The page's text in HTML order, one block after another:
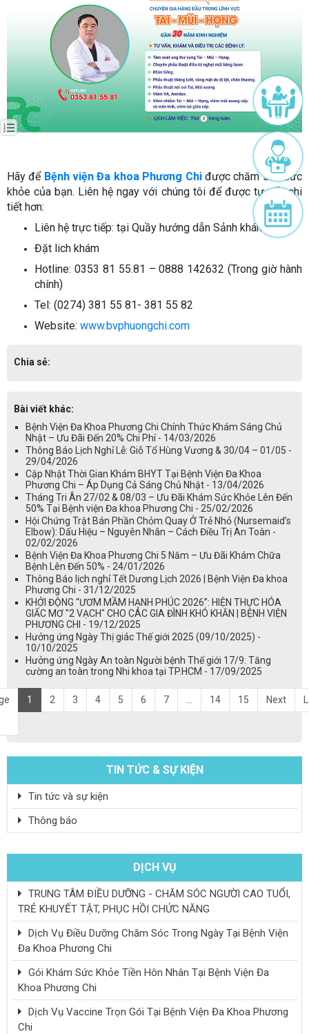
Hãy để Bệnh viện Đa khoa Phương Chiđược chăm sóc sức
khỏe của bạn. Liên hệ ngay với chúng tôi để được tư vấn chi
tiết hơn:
Liên hệ trực tiếp: tại Quầy hướng dẫn Sảnh khám bệnh
Đặt lich khám
Hotline: 0353 81 55.81 – 0888 142632 (Trong giờ hành
chính)
Tel: (0274) 381 55 81- 381 55 82
Website: www.bvphuongchi.com
Chia sẻ:
Bài viết khác:
Bệnh Viện Đa Khoa Phương Chi Chính Thức Khám Sáng Chủ
Nhật – Ưu Đãi Đến 20% Chi Phí - 14/03/2026
Thông Báo Lịch Nghỉ Lễ: Giỗ Tổ Hùng Vương & 30/04 – 01/05 -
29/04/2026
Cập Nhật Thời Gian Khám BHYT Tại Bệnh Viện Đa Khoa
Phương Chi – Áp Dụng Cả Sáng Chủ Nhật - 13/04/2026
Tháng Tri Ân 27/02 & 08/03 – Ưu Đãi Khám Sức Khỏe Lên Đến
50% Tại Bệnh viện Đa khoa Phương Chi - 25/02/2026
Hội Chứng Trật Bán Phần Chỏm Quay Ở Trẻ Nhỏ (Nursemaid’s
Elbow): Dấu Hiệu – Nguyên Nhân – Cách Điều Trị An Toàn -
02/02/2026
Bệnh Viện Đa Khoa Phương Chi 5 Năm – Ưu Đãi Khám Chữa
Bệnh Lên Đến 50% - 24/01/2026
Thông Báo lịch nghỉ Tết Dương Lịch 2026 | Bệnh Viện Đa khoa
Phương Chi - 31/12/2025
KHỞI ĐỘNG “ƯƠM MẦM HẠNH PHÚC 2026”: HIỆN THỰC HÓA
GIẤC MƠ "2 VẠCH" CHO CÁC GIA ĐÌNH KHÓ KHĂN | BỆNH VIỆN
PHƯƠNG CHI - 19/12/2025
Hưởng ứng Ngày Thị giác Thế giới 2025 (09/10/2025) -
10/10/2025
Hưởng ứng Ngày An toàn Người bệnh Thế giới 17/9: Tăng
cường an toàn trong Nhi khoa tại TP.HCM - 17/09/2025
1 2 3 4 5 6 7 14 15 Next
TIN TỨC & SỰ KIỆN
Tin tức và sự kiện
Thông báo
DỊCH VỤ
TRUNG TÂM ĐIỀU DƯỠNG - CHĂM SÓC NGƯỜI CAO TUỔI,
TRẺ KHUYẾT TẬT, PHỤC HỒI CHỨC NĂNG
Dịch Vụ Điều Dưỡng Chăm Sóc Trong Ngày Tại Bệnh Viện
Đa Khoa Phương Chi
Gói Khám Sức Khỏe Tiền Hôn Nhân Tại Bệnh Viện Đa
Khoa Phương Chi
Dịch Vụ Vaccine Trọn Gói Tại Bệnh Viện Đa Khoa Phương
Chi